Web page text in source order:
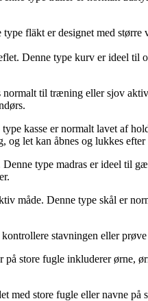
fläkt er designet med
Denne type kurv er ideel
til træning eller sjov
kasse er normalt lavet af
og let kan åbnes og lukkes efter
type madras er ideel til
måde. Denne type skål er
stavningen eller prøve
store fugle inkluderer ørne,
store fugle eller navne